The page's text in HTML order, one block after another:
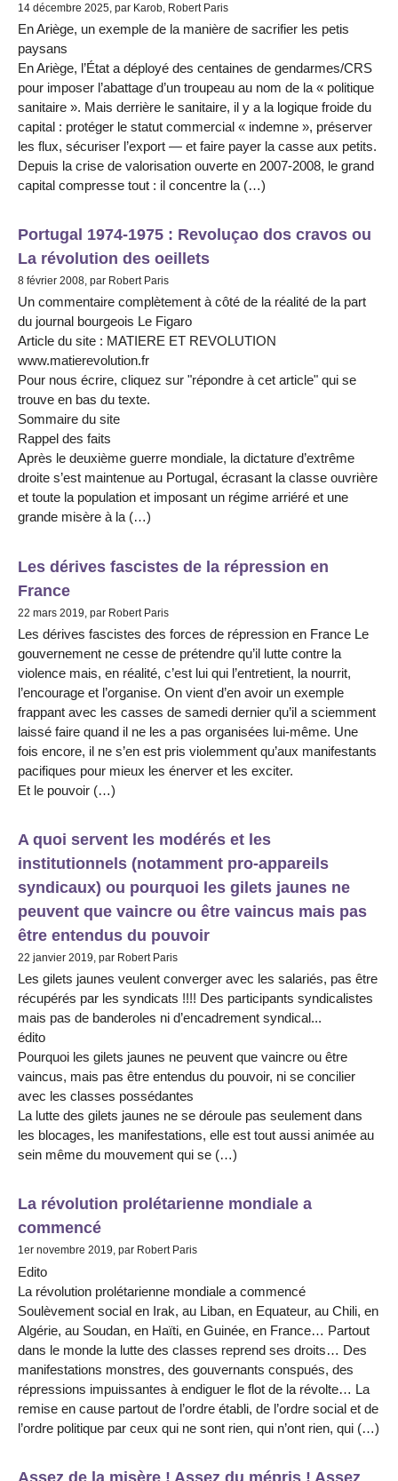
14 décembre 2025, par Karob, Robert Paris
En Ariège, un exemple de la manière de sacrifier les petis
paysans
En Ariège, l’État a déployé des centaines de gendarmes/CRS
pour imposer l’abattage d’un troupeau au nom de la « politique
sanitaire ». Mais derrière le sanitaire, il y a la logique froide du
capital : protéger le statut commercial « indemne », préserver
les flux, sécuriser l’export — et faire payer la casse aux petits.
Depuis la crise de valorisation ouverte en 2007-2008, le grand
capital compresse tout : il concentre la (…)
Portugal 1974-1975 : Revoluçao dos cravos ou
La révolution des oeillets
8 février 2008, par Robert Paris
Un commentaire complètement à côté de la réalité de la part
du journal bourgeois Le Figaro
Article du site : MATIERE ET REVOLUTION
www.matierevolution.fr
Pour nous écrire, cliquez sur "répondre à cet article" qui se
trouve en bas du texte.
Sommaire du site
Rappel des faits
Après le deuxième guerre mondiale, la dictature d’extrême
droite s’est maintenue au Portugal, écrasant la classe ouvrière
et toute la population et imposant un régime arriéré et une
grande misère à la (…)
Les dérives fascistes de la répression en
France
22 mars 2019, par Robert Paris
Les dérives fascistes des forces de répression en France Le
gouvernement ne cesse de prétendre qu’il lutte contre la
violence mais, en réalité, c’est lui qui l’entretient, la nourrit,
l’encourage et l’organise. On vient d’en avoir un exemple
frappant avec les casses de samedi dernier qu’il a sciemment
laissé faire quand il ne les a pas organisées lui-même. Une
fois encore, il ne s’en est pris violemment qu’aux manifestants
pacifiques pour mieux les énerver et les exciter.
Et le pouvoir (…)
A quoi servent les modérés et les
institutionnels (notamment pro-appareils
syndicaux) ou pourquoi les gilets jaunes ne
peuvent que vaincre ou être vaincus mais pas
être entendus du pouvoir
22 janvier 2019, par Robert Paris
Les gilets jaunes veulent converger avec les salariés, pas être
récupérés par les syndicats !!!! Des participants syndicalistes
mais pas de banderoles ni d’encadrement syndical...
édito
Pourquoi les gilets jaunes ne peuvent que vaincre ou être
vaincus, mais pas être entendus du pouvoir, ni se concilier
avec les classes possédantes
La lutte des gilets jaunes ne se déroule pas seulement dans
les blocages, les manifestations, elle est tout aussi animée au
sein même du mouvement qui se (…)
La révolution prolétarienne mondiale a
commencé
1er novembre 2019, par Robert Paris
Edito
La révolution prolétarienne mondiale a commencé
Soulèvement social en Irak, au Liban, en Equateur, au Chili, en
Algérie, au Soudan, en Haïti, en Guinée, en France… Partout
dans le monde la lutte des classes reprend ses droits… Des
manifestations monstres, des gouvernants conspués, des
répressions impuissantes à endiguer le flot de la révolte… La
remise en cause partout de l’ordre établi, de l’ordre social et de
l’ordre politique par ceux qui ne sont rien, qui n’ont rien, qui (…)
Assez de la misère ! Assez du mépris ! Assez